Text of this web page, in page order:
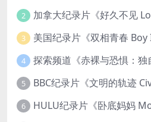
2
3
4
5
6